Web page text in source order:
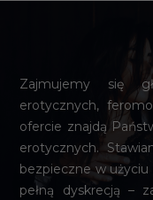
Zajmujemy się
erotycznych,
ofercie znajdą
erotycznych.
bezpieczne w użyciu
pełną dyskrecją –